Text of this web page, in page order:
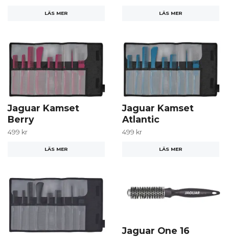
LÄS MER LÄS MER
Jaguar Kamset
Berry
499 kr
LÄS MER
Jaguar Kamset
Atlantic
499 kr
LÄS MER
Jaguar One 16